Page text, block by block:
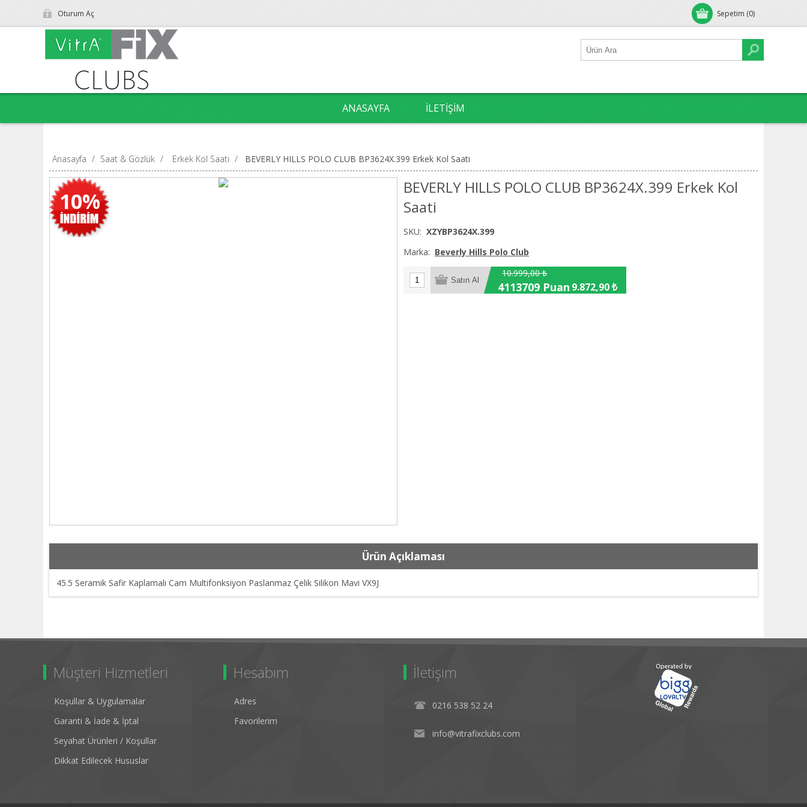
Sepetim (0)
Oturum Aç
ANASAYFA İLETIŞIM
Anasayfa / Saat & Gözlük / Erkek Kol Saati / BEVERLY HILLS POLO CLUB BP3624X.399 Erkek Kol Saati
10%
BEVERLY HILLS POLO CLUB BP3624X.399 Erkek Kol
Saati
SKU: XZYBP3624X.399
Marka: Beverly Hills Polo Club
10.999,00 ₺
4113709 Puan 9.872,90 ₺
Ürün Açıklaması
45.5 Seramik Safir Kaplamalı Cam Multifonksiyon Paslanmaz Çelik Silikon Mavi VX9J
Müşteri Hizmetleri
Koşullar & Uygulamalar
Garanti & İade & İptal
Seyahat Ürünleri / Koşullar
Dikkat Edilecek Hususlar
Hesabım
Adres
Favorilerim
İletişim
0216 538 52 24
info@vitrafixclubs.com